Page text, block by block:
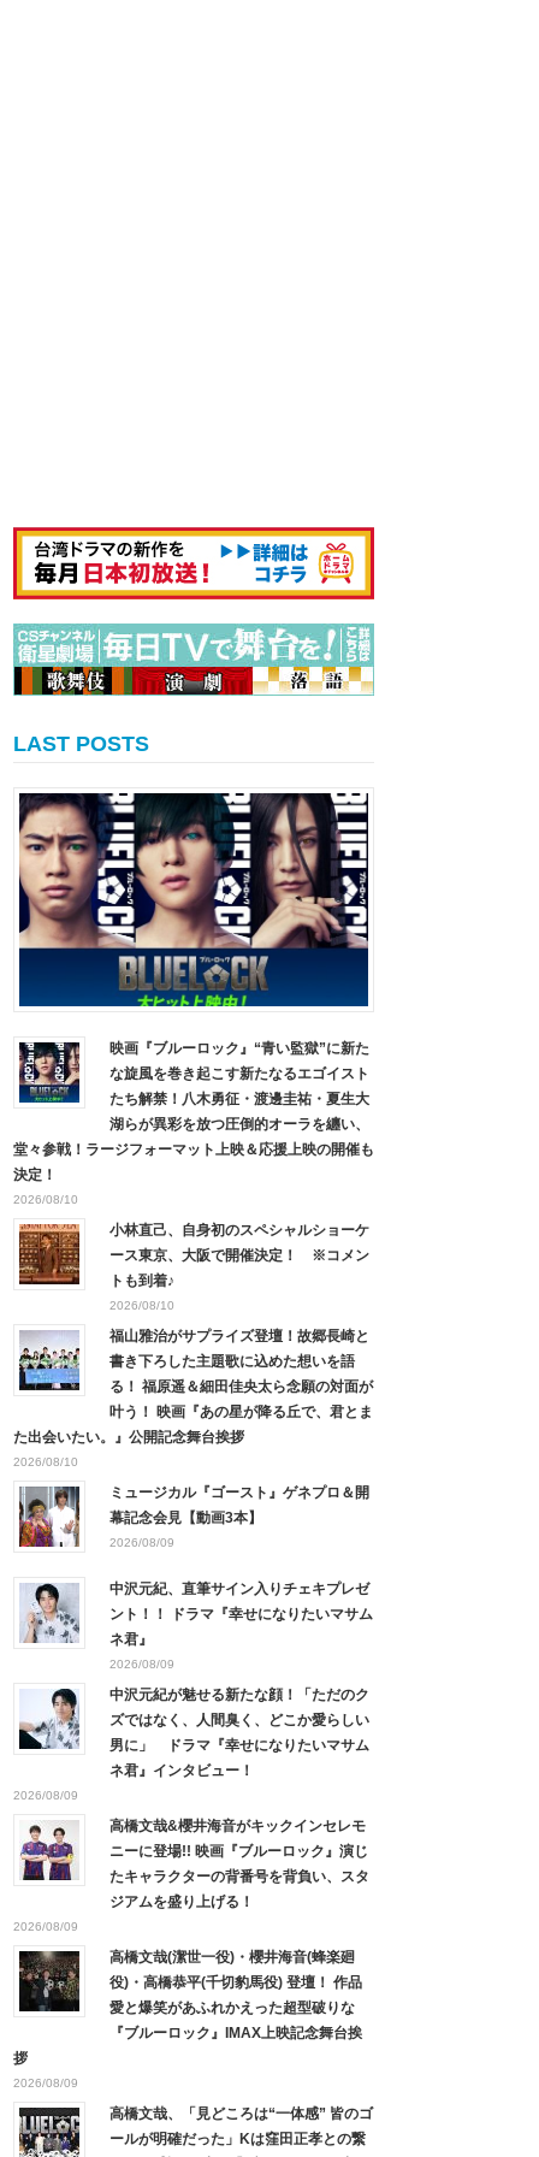
LAST POSTS
映画『ブルーロック』“青い監獄”に新た
な旋風を巻き起こす新たなるエゴイスト
たち解禁！八木勇征・渡邊圭祐・夏生大
湖らが異彩を放つ圧倒的オーラを纏い、
堂々参戦！ラージフォーマット上映＆応援上映の開催も
決定！
2026/08/10
小林直己、自身初のスペシャルショーケ
ース東京、大阪で開催決定！ ※コメン
トも到着♪
2026/08/10
福山雅治がサプライズ登壇！故郷長崎と
書き下ろした主題歌に込めた想いを語
る！ 福原遥＆細田佳央太ら念願の対面が
叶う！ 映画『あの星が降る丘で、君とま
た出会いたい。』公開記念舞台挨拶
2026/08/10
ミュージカル『ゴースト』ゲネプロ＆開
幕記念会見【動画3本】
2026/08/09
中沢元紀、直筆サイン入りチェキプレゼ
ント！！ ドラマ『幸せになりたいマサム
ネ君』
2026/08/09
中沢元紀が魅せる新たな顔！「ただのク
ズではなく、人間臭く、どこか愛らしい
男に」 ドラマ『幸せになりたいマサム
ネ君』インタビュー！
2026/08/09
高橋文哉&櫻井海音がキックインセレモ
ニーに登場!! 映画『ブルーロック』演じ
たキャラクターの背番号を背負い、スタ
ジアムを盛り上げる！
2026/08/09
高橋文哉(潔世一役)・櫻井海音(蜂楽廻
役)・高橋恭平(千切豹馬役) 登壇！ 作品
愛と爆笑があふれかえった超型破りな
『ブルーロック』IMAX上映記念舞台挨
拶
2026/08/09
高橋文哉、「見どころは“一体感” 皆のゴ
ールが明確だった」Kは窪田正孝との繋